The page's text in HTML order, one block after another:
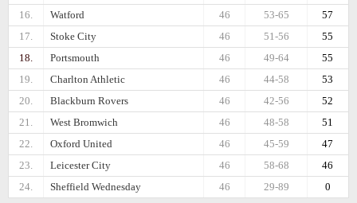
16.
Watford 57
53-65
46
17.
Stoke City 55
51-56
46
18.
Portsmouth 55
49-64
46
19.
Charlton Athletic 53
44-58
46
20.
Blackburn Rovers 52
42-56
46
21.
West Bromwich 51
48-58
46
22.
Oxford United 47
45-59
46
23.
Leicester City 46
58-68
46
24.
Sheffield Wednesday 0
29-89
46